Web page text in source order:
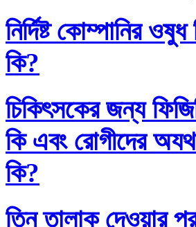
নির্দিষ্ট কোম্পানির
কি?
চিকিৎসকের জন্য
কি এবং রোগীদের
কি?
তিন তালাক দেওয়ার